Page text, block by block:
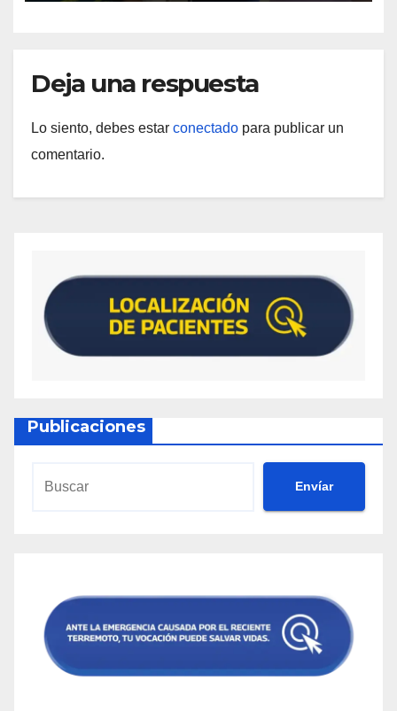
Iragorry del estado Aragua
Deja una respuesta
Lo siento, debes estar conectado para publicar un
comentario.
Publicaciones
Envíar